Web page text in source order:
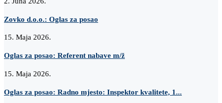
Zovko d.o.o.: Oglas za posao
15. Maja 2026.
Oglas za posao: Referent nabave m/ž
15. Maja 2026.
Oglas za posao: Radno mjesto: Inspektor kvalitete, 1...